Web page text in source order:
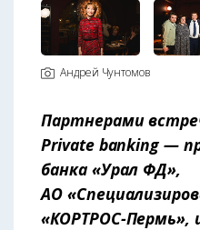
Андрей Чунтомов
Партнерами
Private banking —
банка «Урал ФД»,
АО
«КОРТРОС-Пермь»,